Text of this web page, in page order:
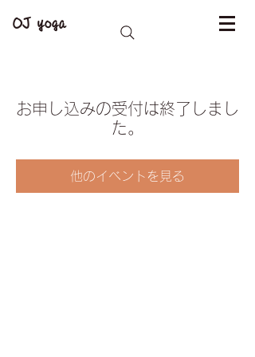
OJ yoga
お申し込みの受付は終了しまし
た。
他のイベントを見る